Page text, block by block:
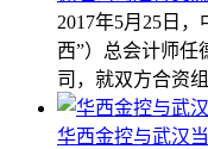
2017年5月25日
西”）总会计师任
司，就双方合资
华西金控与武汉